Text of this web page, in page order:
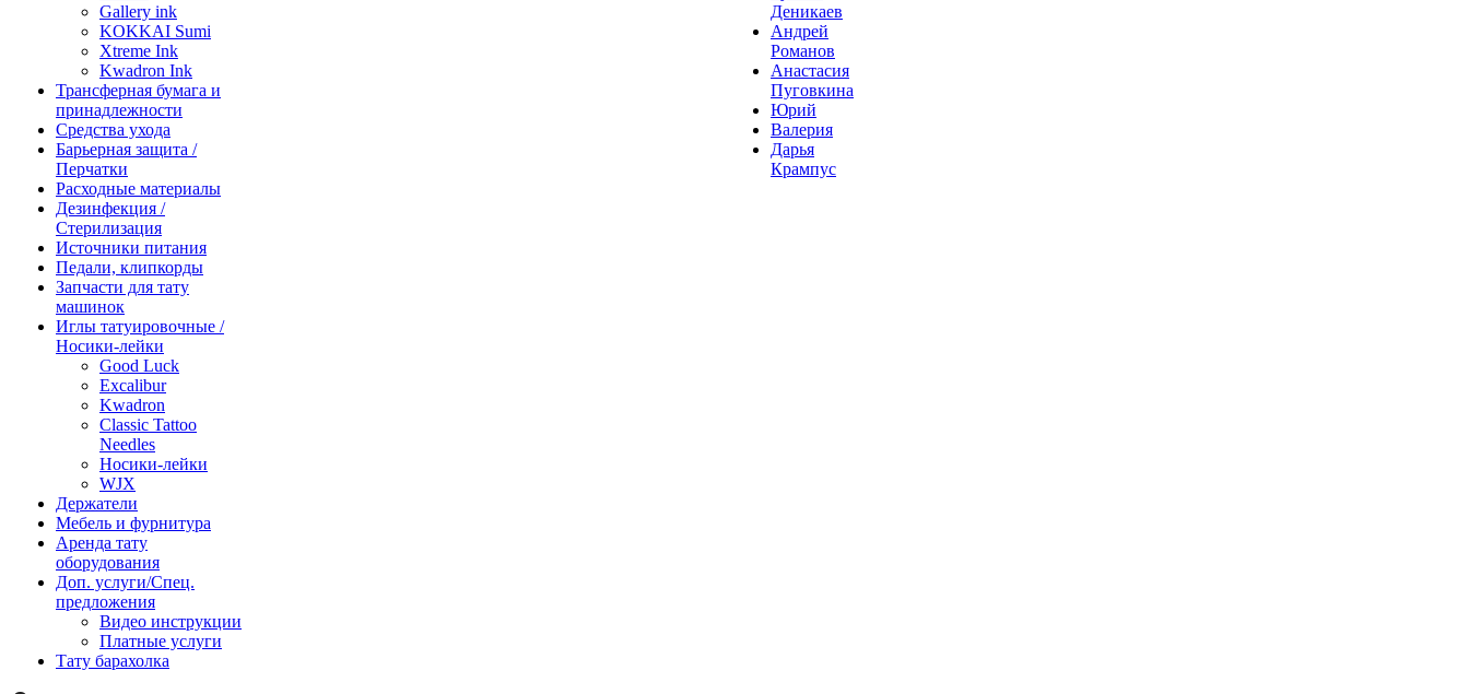
Gallery ink
KOKKAI Sumi
Xtreme Ink
Kwadron Ink
Трансферная бумага и
принадлежности
Средства ухода
Барьерная защита /
Перчатки
Расходные материалы
Дезинфекция /
Стерилизация
Источники питания
Педали, клипкорды
Запчасти для тату
машинок
Иглы татуировочные /
Носики-лейки
Good Luck
Excalibur
Kwadron
Classic Tattoo
Needles
Носики-лейки
WJX
Держатели
Мебель и фурнитура
Аренда тату
оборудования
Доп. услуги/Спец.
предложения
Видео инструкции
Платные услуги
Тату барахолка
Деникаев
Андрей
Романов
Анастасия
Пуговкина
Юрий
Валерия
Дарья
Крампус